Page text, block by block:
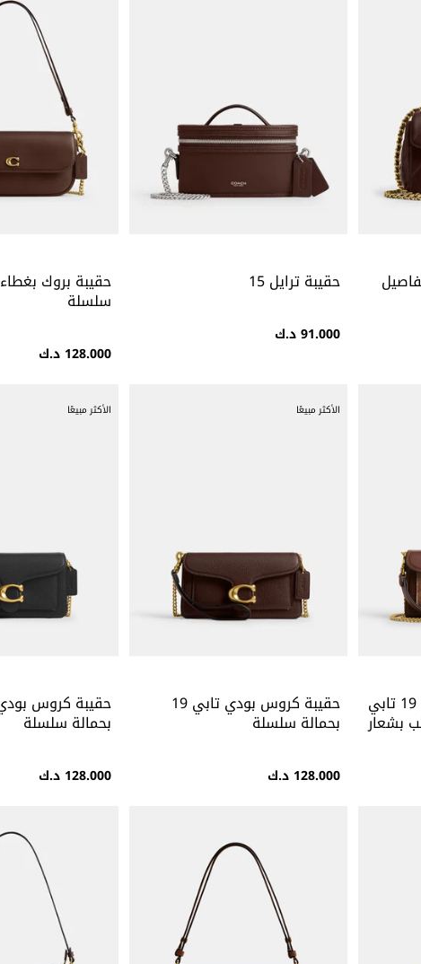
حقيبة ترايل 15
91.000 د.ك
حقيبة بروك
سلسلة
128.000 د.ك
حقيبة كروس بودي تابي 19 تابي
بشعار
الأكثر مبيعًا
حقيبة كروس بودي تابي 19
بحمالة سلسلة
128.000 د.ك
الأكثر مبيعًا
بحمالة سلسلة
128.000 د.ك